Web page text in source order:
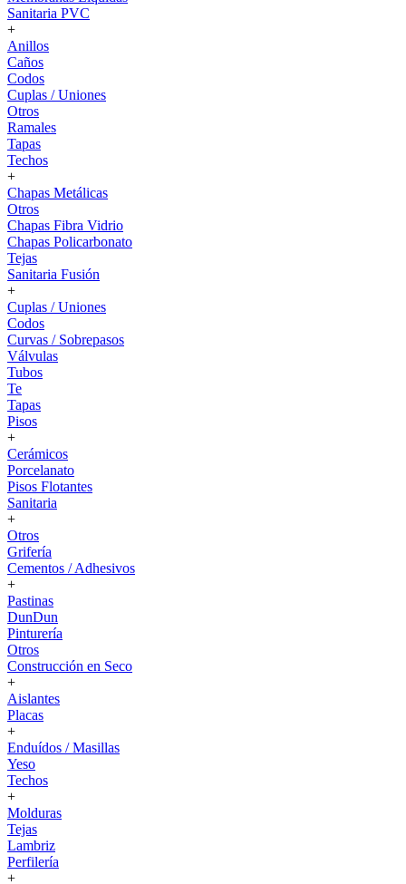
Sanitaria PVC
+
Anillos
Caños
Codos
Cuplas / Uniones
Otros
Ramales
Tapas
Techos
+
Chapas Metálicas
Otros
Chapas Fibra Vidrio
Chapas Policarbonato
Tejas
Sanitaria Fusión
+
Cuplas / Uniones
Codos
Curvas / Sobrepasos
Válvulas
Tubos
Te
Tapas
Pisos
+
Cerámicos
Porcelanato
Pisos Flotantes
Sanitaria
+
Otros
Grifería
Cementos / Adhesivos
+
Pastinas
DunDun
Pinturería
Otros
Construcción en Seco
+
Aislantes
Placas
+
Enduídos / Masillas
Yeso
Techos
+
Molduras
Tejas
Lambriz
Perfilería
+